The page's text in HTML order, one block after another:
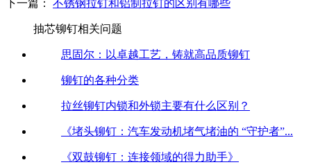
下一篇：
不锈钢拉钉和铝制拉钉的区别有哪些
抽芯铆钉相关问题
思固尔：以卓越工艺，铸就高品质铆钉
铆钉的各种分类
拉丝铆钉内锁和外锁主要有什么区别？
《堵头铆钉：汽车发动机堵气堵油的 “守护者”...
《双鼓铆钉：连接领域的得力助手》